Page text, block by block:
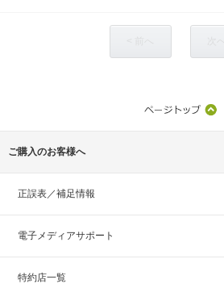
ご購入のお客様へ
正誤表／補足情報
電子メディアサポート
特約店一覧